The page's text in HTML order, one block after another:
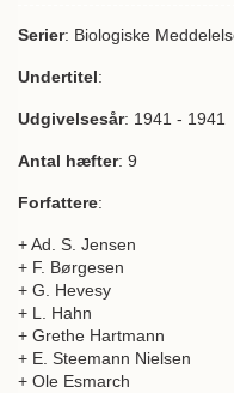
Serier: Biologiske
Undertitel:
Udgivelsesår: 1941 - 1941
Antal hæfter: 9
Forfattere:
+ Ad. S. Jensen
+ F. Børgesen
+ G. Hevesy
+ L. Hahn
+ Grethe Hartmann
+ E. Steemann Nielsen
+ Ole Esmarch